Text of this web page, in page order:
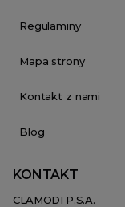
Regulaminy
Mapa strony
Kontakt z nami
Blog
KONTAKT
CLAMODI P.S.A.